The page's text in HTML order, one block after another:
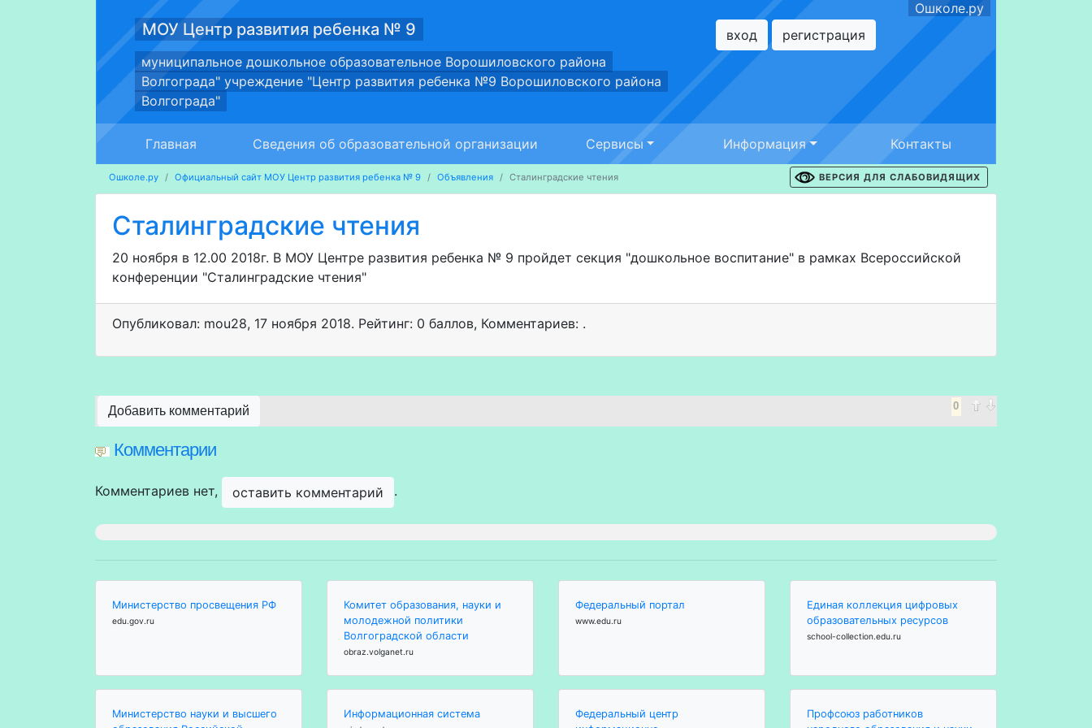
МОУ Центр развития ребенка № 9
муниципальное дошкольное образовательное Ворошиловского района
Волгограда" учреждение "Центр развития ребенка №9 Ворошиловского района
Волгограда"
Ошколе.ру
вход
регистрация
Главная Сведения об образовательной организации Сервисы Информация Контакты
Ошколе.ру Официальный сайт МОУ Центр развития ребенка № 9 Объявления Сталинградские чтения ВЕРСИЯ ДЛЯ СЛАБОВИДЯЩИХ
Сталинградские чтения
20 ноября в 12.00 2018г. В МОУ Центре развития ребенка № 9 пройдет секция "дошкольное воспитание" в рамках Всероссийской
конференции "Сталинградские чтения"
Опубликовал: mou28, 17 ноября 2018. Рейтинг: 0 баллов, Комментариев: .
0
Добавить комментарий
Комментарии
Комментариев нет, оставить комментарий .
Министерство просвещения РФ
edu.gov.ru
Комитет образования, науки и
молодежной политики
Волгоградской области
obraz.volganet.ru
Федеральный портал
www.edu.ru
Единая коллекция цифровых
образовательных ресурсов
school-collection.edu.ru
Министерство науки и высшего
Информационная система
Федеральный центр
Профсоюз работников